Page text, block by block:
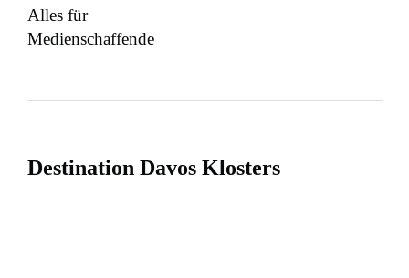
Alles für
Medienschaffende
Destination Davos Klosters